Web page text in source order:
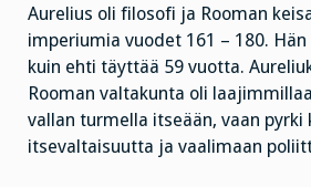
Aurelius oli filosofi ja Rooman
imperiumia vuodet 161 – 180.
kuin ehti täyttää 59 vuotta.
Rooman valtakunta oli
vallan turmella itseään, vaan pyrki
itsevaltaisuutta ja vaalimaan